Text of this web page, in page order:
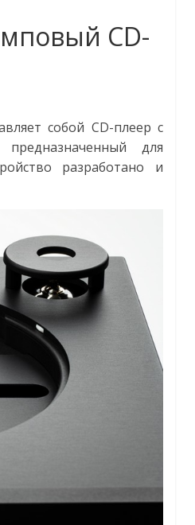
CD-
собой CD-плеер с
для
разработано и